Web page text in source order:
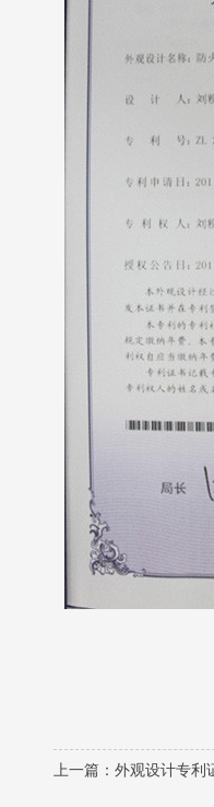
上一篇： 外观设计专利